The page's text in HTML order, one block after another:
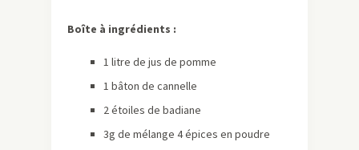
Boîte à ingrédients :
1 litre de jus de pomme
1 bâton de cannelle
2 étoiles de badiane
3g de mélange 4 épices en poudre